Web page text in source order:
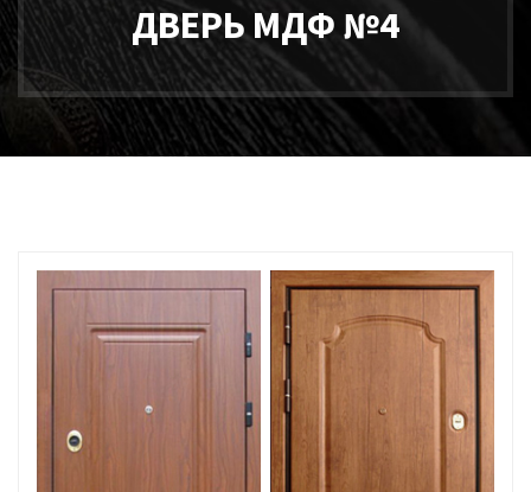
ДВЕРЬ МДФ №4